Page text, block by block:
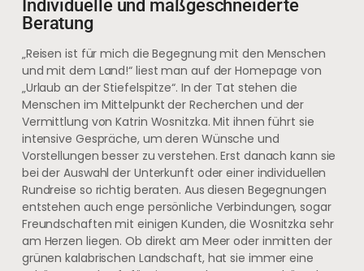
Individuelle und maßgeschneiderte
Beratung
„Reisen ist für mich die Begegnung mit den Menschen
und mit dem Land!“ liest man auf der Homepage von
„Urlaub an der Stiefelspitze“. In der Tat stehen die
Menschen im Mittelpunkt der Recherchen und der
Vermittlung von Katrin Wosnitzka. Mit ihnen führt sie
intensive Gespräche, um deren Wünsche und
Vorstellungen besser zu verstehen. Erst danach kann sie
bei der Auswahl der Unterkunft oder einer individuellen
Rundreise so richtig beraten. Aus diesen Begegnungen
entstehen auch enge persönliche Verbindungen, sogar
Freundschaften mit einigen Kunden, die Wosnitzka sehr
am Herzen liegen. Ob direkt am Meer oder inmitten der
grünen kalabrischen Landschaft, hat sie immer eine